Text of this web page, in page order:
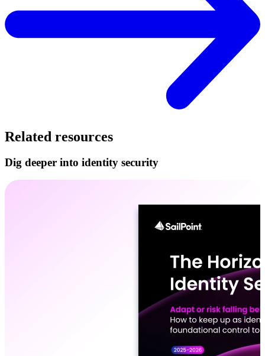
Related resources
Dig deeper into identity security